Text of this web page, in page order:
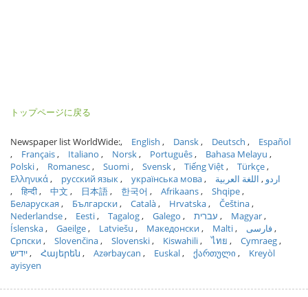
トップページに戻る
Newspaper list WorldWide: English Dansk Deutsch
Español
Français
Italiano Norsk Português
Bahasa Melayu
Polski
Romanesc Suomi Svensk Tiếng Việt
Türkçe
Ελληνικά
русский язык українська мова اردو
اللغة العربية
हिन्दी
中文 日本語 한국어 Afrikaans
Shqipe
Беларуская
Български Català Hrvatska
Čeština
Nederlandse
Eesti Tagalog Galego עברית
Magyar
Íslenska
Gaeilge Latviešu Македонски Malti
فارسی
Српски
Slovenčina Slovenski Kiswahili ไทย
Cymraeg
ייִדיש
Հայերեն Azərbaycan Euskal ქართული
Kreyòl
ayisyen